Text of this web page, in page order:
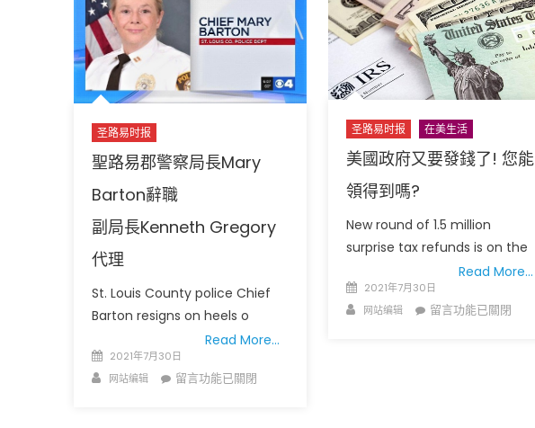
反
口
會
群
眾
中
確
診
衛
生
只
管
法
律
攻
誰
管
里
續
圣路易时报
聖路易郡警察局長Mary
Barton辭職
副局長Kenneth Gregory
代理
St. Louis County police Chief
Barton resigns on heels o
Read More…
Posted
on
2021年7月30日
Author
网站编辑
在
留言功能已關閉
圣路易时报 在美生活
美國政府又要發錢了! 您能
領得到嗎?
New round of 1.5 million
surprise tax refunds is on the
Read More…
Posted
on
2021年7月30日
Author
网站编辑
在
留言功能已關閉